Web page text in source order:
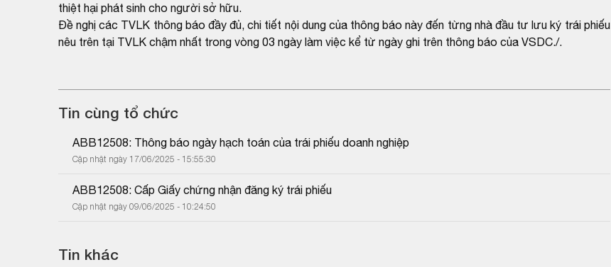
thiệt hại phát sinh cho người sở hữu.
Đề nghị các TVLK thông báo đầy đủ, chi tiết nội dung của thông báo này đến từng nhà đầu tư lưu ký trái phiếu
nêu trên tại TVLK chậm nhất trong vòng 03 ngày làm việc kể từ ngày ghi trên thông báo của VSDC./.
Tin cùng tổ chức
ABB12508: Thông báo ngày hạch toán của trái phiếu doanh nghiệp
Cập nhật ngày 17/06/2025 - 15:55:30
ABB12508: Cấp Giấy chứng nhận đăng ký trái phiếu
Cập nhật ngày 09/06/2025 - 10:24:50
Tin khác